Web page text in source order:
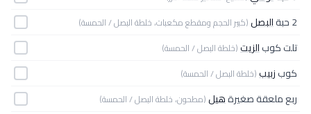
2 حبة البصل(كبير الحجم ومقطع مكعبات، خلطة البصل / الحمسة)
تلت كوبالزيت(خلطة البصل / الحمسة)
كوبزبيب(خلطة البصل / الحمسة)
ربع ملعقة صغيرةهيل(مطحون، خلطة البصل / الحمسة)